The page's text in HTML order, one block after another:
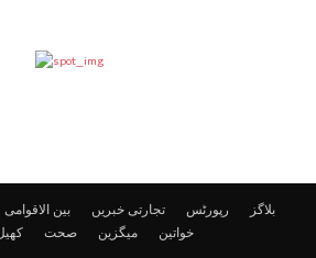
بین الاقوامی تجارتی خبریں رپورٹس
بلاگز
صحت میگزین خواتین